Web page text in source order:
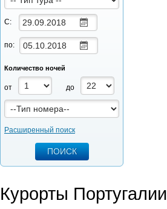
С:
по:
Количество ночей
от до
Расширенный поиск
Курорты Португалии